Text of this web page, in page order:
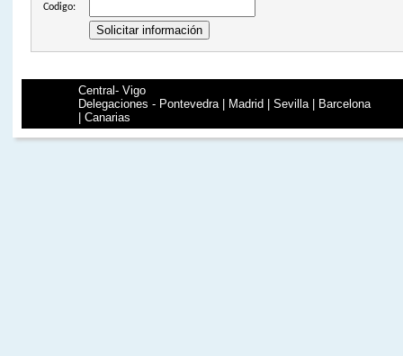
Codigo:
Central- Vigo
Delegaciones - Pontevedra | Madrid | Sevilla | Barcelona
| Canarias